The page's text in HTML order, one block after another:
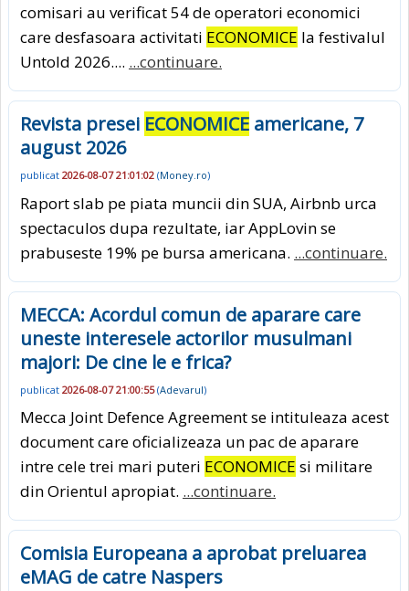
comisari au verificat 54 de operatori economici
care desfasoara activitati ECONOMICE la festivalul
Untold 2026.... ...continuare.
Revista presei ECONOMICE americane, 7
august 2026
publicat 2026-08-07 21:01:02 (Money.ro)
Raport slab pe piata muncii din SUA, Airbnb urca
spectaculos dupa rezultate, iar AppLovin se
prabuseste 19% pe bursa americana. ...continuare.
MECCA: Acordul comun de aparare care
uneste interesele actorilor musulmani
majori: De cine le e frica?
publicat 2026-08-07 21:00:55(Adevarul)
Mecca Joint Defence Agreement se intituleaza acest
document care oficializeaza un pac de aparare
intre cele trei mari puteri ECONOMICE si militare
din Orientul apropiat. ...continuare.
Comisia Europeana a aprobat preluarea
eMAG de catre Naspers